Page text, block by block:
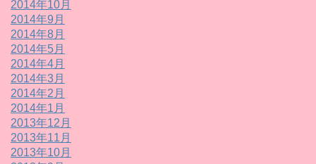
2014年10月
2014年9月
2014年8月
2014年5月
2014年4月
2014年3月
2014年2月
2014年1月
2013年12月
2013年11月
2013年10月